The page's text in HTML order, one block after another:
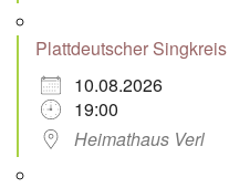
Plattdeutscher Singkreis
10.08.2026
19:00
Heimathaus Verl